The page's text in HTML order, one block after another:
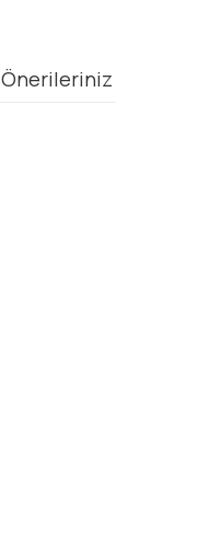
Önerileriniz